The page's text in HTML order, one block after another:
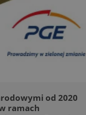
od 2020
ramach